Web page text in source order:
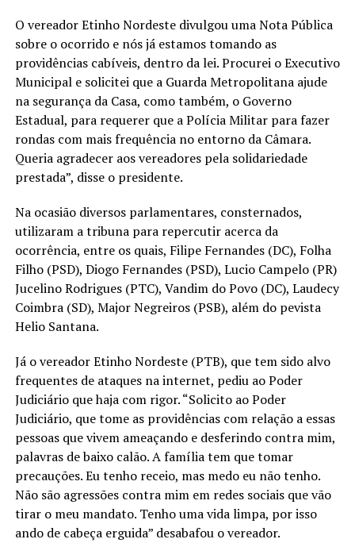
O vereador Etinho Nordeste divulgou uma Nota Pública
sobre o ocorrido e nós já estamos tomando as
providências cabíveis, dentro da lei. Procurei o Executivo
Municipal e solicitei que a Guarda Metropolitana ajude
na segurança da Casa, como também, o Governo
Estadual, para requerer que a Polícia Militar para fazer
rondas com mais frequência no entorno da Câmara.
Queria agradecer aos vereadores pela solidariedade
prestada”, disse o presidente.
Na ocasião diversos parlamentares, consternados,
utilizaram a tribuna para repercutir acerca da
ocorrência, entre os quais, Filipe Fernandes (DC), Folha
Filho (PSD), Diogo Fernandes (PSD), Lucio Campelo (PR)
Jucelino Rodrigues (PTC), Vandim do Povo (DC), Laudecy
Coimbra (SD), Major Negreiros (PSB), além do pevista
Helio Santana.
Já o vereador Etinho Nordeste (PTB), que tem sido alvo
frequentes de ataques na internet, pediu ao Poder
Judiciário que haja com rigor. “Solicito ao Poder
Judiciário, que tome as providências com relação a essas
pessoas que vivem ameaçando e desferindo contra mim,
palavras de baixo calão. A família tem que tomar
precauções. Eu tenho receio, mas medo eu não tenho.
Não são agressões contra mim em redes sociais que vão
tirar o meu mandato. Tenho uma vida limpa, por isso
ando de cabeça erguida” desabafou o vereador.